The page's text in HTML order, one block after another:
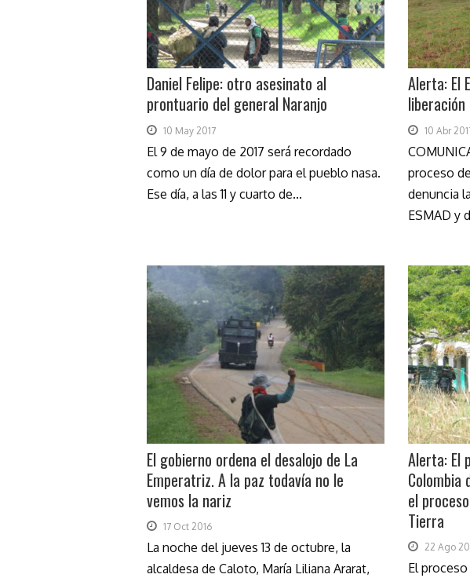
Daniel Felipe: otro asesinato al
prontuario del general Naranjo
10 May 2017
El 9 de mayo de 2017 será recordado
como un día de dolor para el pueblo nasa.
Ese día, a las 11 y cuarto de...
Alerta: El
liberación
10 Abr
proceso
denuncia
ESMAD y
El gobierno ordena el desalojo de La
Emperatriz. A la paz todavía no le
vemos la nariz
17 Oct 2016
La noche del jueves 13 de octubre, la
alcaldesa de Caloto, María Liliana Ararat,
Alerta: El
el
Tierra
22 Ago
El